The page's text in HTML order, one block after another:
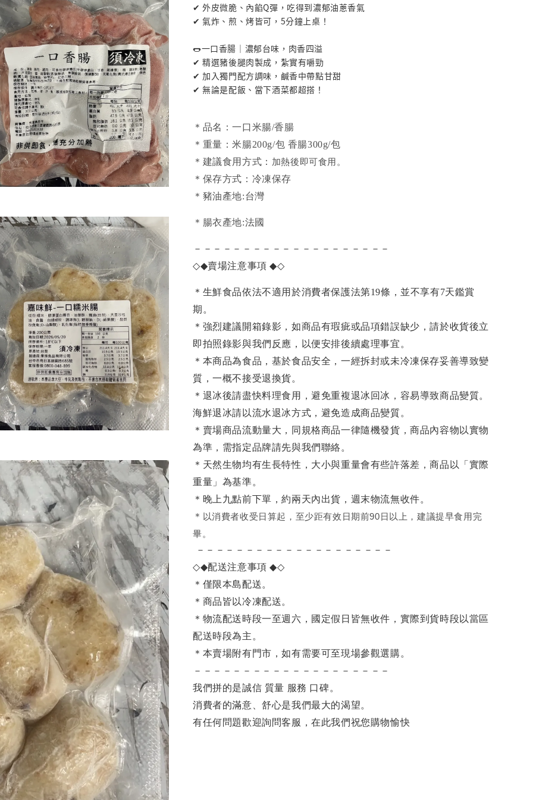
✔ 外皮微脆、內餡Q彈，吃得到濃郁油蔥香氣
✔ 氣炸、煎、烤皆可，5分鐘上桌！
🌭一口香腸｜濃郁台味，肉香四溢
✔ 精選豬後腿肉製成，紮實有嚼勁
✔ 加入獨門配方調味，鹹香中帶點甘甜
✔ 無論是配飯、當下酒菜都超搭！
＊品名：一口米腸/香腸
＊重量：米腸200g/包 香腸300g/包
＊建議食用方式： 加熱後即可食用。
＊保存方式：冷凍保存
＊豬油產地:台灣
＊腸衣產地:法國
－－－－－－－－－－－－－－－－－－－－
◇◆賣場注意事項◆◇
＊生鮮食品依法不適用於消費者保護法第19條，並不享有7天鑑賞
期。
＊強烈建議開箱錄影，如商品有瑕疵或品項錯誤缺少，請於收貨後立
即拍照錄影與我們反應，以便安排後續處理事宜。
＊本商品為食品，基於食品安全，一經拆封或未冷凍保存妥善導致變
質，一概不接受退換貨。
＊退冰後請盡快料理食用，避免重複退冰回冰，容易導致商品變質。
海鮮退冰請以流水退冰方式，避免造成商品變質。
＊賣場商品流動量大，同規格商品一律隨機發貨，商品內容物以實物
為準，需指定品牌請先與我們聯絡。
＊天然生物均有生長特性，大小與重量會有些許落差，商品以「實際
重量」為基準。
＊晚上九點前下單，約兩天內出貨，週末物流無收件。
＊ 以消費者收受日算起，至少距有效日期前90日以上，建議提早食用完
畢。
－－－－－－－－－－－－－－－－－－－－
◇◆配送注意事項◆◇
＊僅限本島配送。
＊商品皆以冷凍配送。
＊物流配送時段一至週六，國定假日皆無收件，實際到貨時段以當區
配送時段為主。
＊本賣場附有門市，如有需要可至現場參觀選購。
－－－－－－－－－－－－－－－－－－－－
我們拼的是誠信 質量 服務 口碑。
消費者的滿意、舒心是我們最大的渴望。
有任何問題歡迎詢問客服，在此我們祝您購物愉快